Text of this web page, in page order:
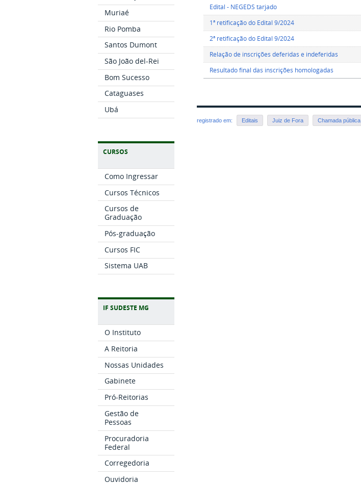
Muriaé
Rio Pomba
Santos Dumont
São João del-Rei
Bom Sucesso
Cataguases
Ubá
CURSOS
Como Ingressar
Cursos Técnicos
Cursos de
Graduação
Pós-graduação
Cursos FIC
Sistema UAB
IF SUDESTE MG
O Instituto
A Reitoria
Nossas Unidades
Gabinete
Pró-Reitorias
Gestão de
Pessoas
Procuradoria
Federal
Corregedoria
Ouvidoria
Edital - NEGEDS tarjado
1ª retificação do Edital 9/2024
2ª retificação do Edital 9/2024
Relação de inscrições deferidas e indeferidas
Resultado final das inscrições homologadas
registrado em: Editais Juiz de Fora Chamada pública